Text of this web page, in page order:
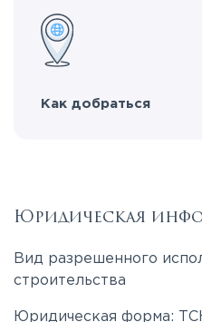
Как добраться
Юридическая
Вид разрешенного
строительства
Юридическая форма: